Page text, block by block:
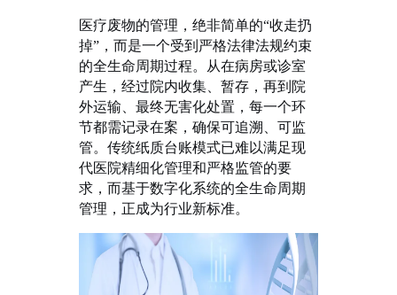
医疗废物的管理，绝非简单的“收走扔
掉”，而是一个受到严格法律法规约束
的全生命周期过程。从在病房或诊室
产生，经过院内收集、暂存，再到院
外运输、最终无害化处置，每一个环
节都需记录在案，确保可追溯、可监
管。传统纸质台账模式已难以满足现
代医院精细化管理和严格监管的要
求，而基于数字化系统的全生命周期
管理，正成为行业新标准。